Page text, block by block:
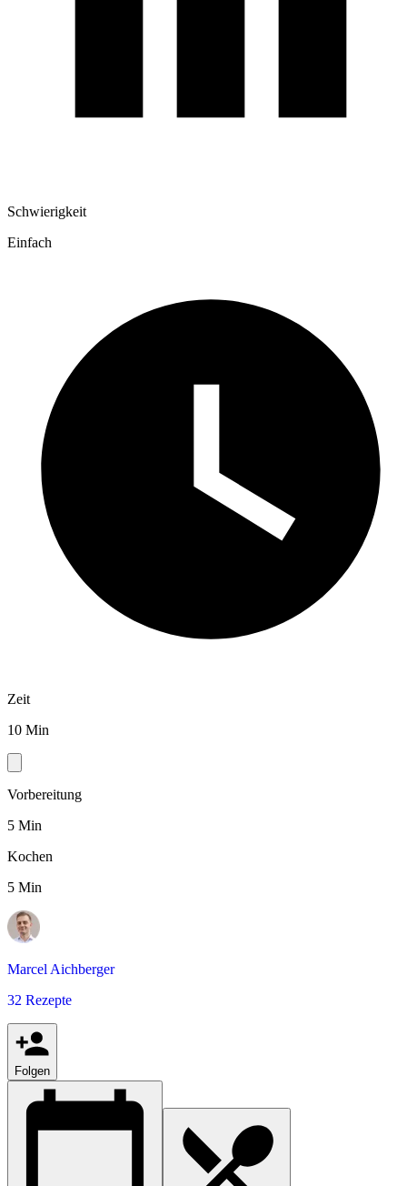
Schwierigkeit
Einfach
Zeit
10 Min
Vorbereitung
5 Min
Kochen
5 Min
Marcel Aichberger
32 Rezepte
Folgen